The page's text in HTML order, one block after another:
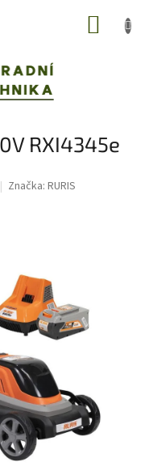
RXI4345e
Značka: RURIS